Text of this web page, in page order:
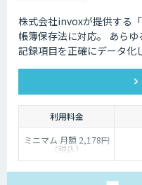
株式会社invoxが提供する
帳簿保存法に対応。 あら
記録項目を正確にデータ化
利用料金
ミニマム 月額 2,178円
（税込）
ベーシック 月額